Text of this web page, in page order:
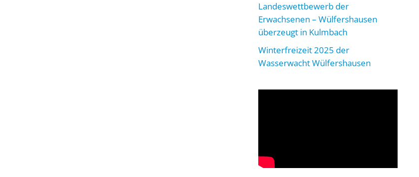
Landeswettbewerb der
Erwachsenen – Wülfershausen
überzeugt in Kulmbach
Winterfreizeit 2025 der
Wasserwacht Wülfershausen